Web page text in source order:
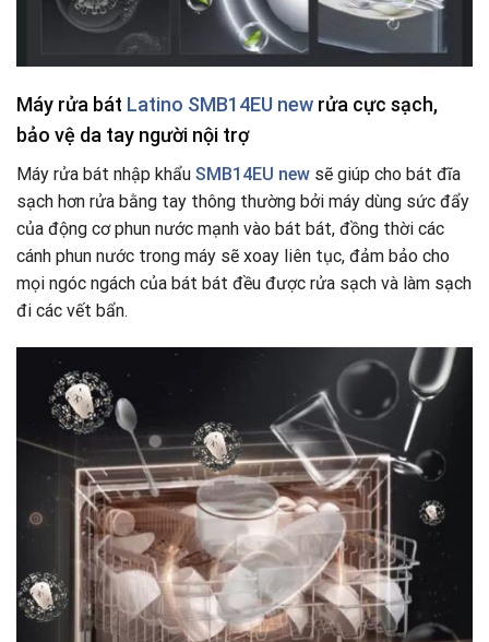
Máy rửa bát Latino SMB14EU new rửa cực sạch,
bảo vệ da tay người nội trợ
Máy rửa bát nhập khẩu SMB14EU new sẽ giúp cho bát đĩa
sạch hơn rửa bằng tay thông thường bởi máy dùng sức đẩy
của động cơ phun nước mạnh vào bát bát, đồng thời các
cánh phun nước trong máy sẽ xoay liên tục, đảm bảo cho
mọi ngóc ngách của bát bát đều được rửa sạch và làm sạch
đi các vết bẩn.